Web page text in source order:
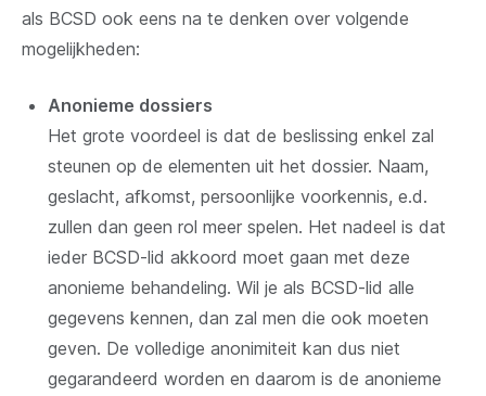
als BCSD ook eens na te denken over volgende
mogelijkheden:
Anonieme dossiers
Het grote voordeel is dat de beslissing enkel zal
steunen op de elementen uit het dossier. Naam,
geslacht, afkomst, persoonlijke voorkennis, e.d.
zullen dan geen rol meer spelen. Het nadeel is dat
ieder BCSD-lid akkoord moet gaan met deze
anonieme behandeling. Wil je als BCSD-lid alle
gegevens kennen, dan zal men die ook moeten
geven. De volledige anonimiteit kan dus niet
gegarandeerd worden en daarom is de anonieme